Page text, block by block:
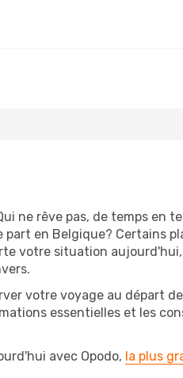
ne rêve pas, de temps en
en Belgique? Certains
votre situation
votre voyage au départ
essentielles et les
avec Opodo, la plus